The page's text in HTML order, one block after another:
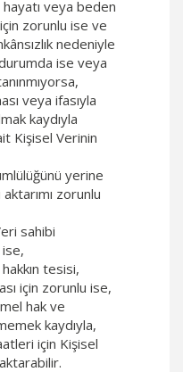
hayatı veya beden
zorunlu ise ve
nedeniyle
durumda ise veya
veya ifasıyla
kaydıyla
Kişisel Verinin
yerine
zorunlu
sahibi
tesisi,
için zorunlu ise,
hak ve
kaydıyla,
için Kişisel